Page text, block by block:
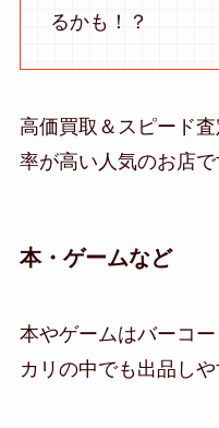
るかも！？
高価買取＆スピード
率が高い人気のお店で
本・ゲームなど
本やゲームはバーコ
カリの中でも出品し